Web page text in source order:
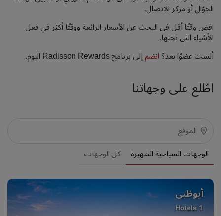
الجوّال أو مركز الاتصال.
اقض وقتًا أقل في البحث عن الأسعار الرائعة ووقتًا أكثر في فعل
الأشياء التي تحبها.
ألست عضوًا بعد؟انضمإلى برنامج Radisson Rewards اليوم.
اطّلع على وجهاتنا
الوجهات السياحية الشهيرة كل الوجهات
أبوظبي
1 Hotels